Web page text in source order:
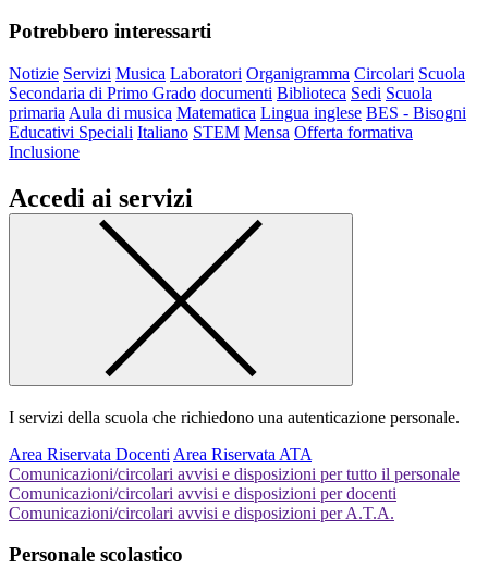
Potrebbero interessarti
Notizie Servizi Musica Laboratori Organigramma Circolari Scuola
Secondaria di Primo Grado documenti Biblioteca Sedi Scuola
primaria Aula di musica Matematica Lingua inglese BES - Bisogni
Educativi Speciali Italiano STEM Mensa Offerta formativa
Inclusione
Accedi ai servizi
I servizi della scuola che richiedono una autenticazione personale.
Area Riservata Docenti Area Riservata ATA
Comunicazioni/circolari avvisi e disposizioni per tutto il personale
Comunicazioni/circolari avvisi e disposizioni per docenti
Comunicazioni/circolari avvisi e disposizioni per A.T.A.
Personale scolastico